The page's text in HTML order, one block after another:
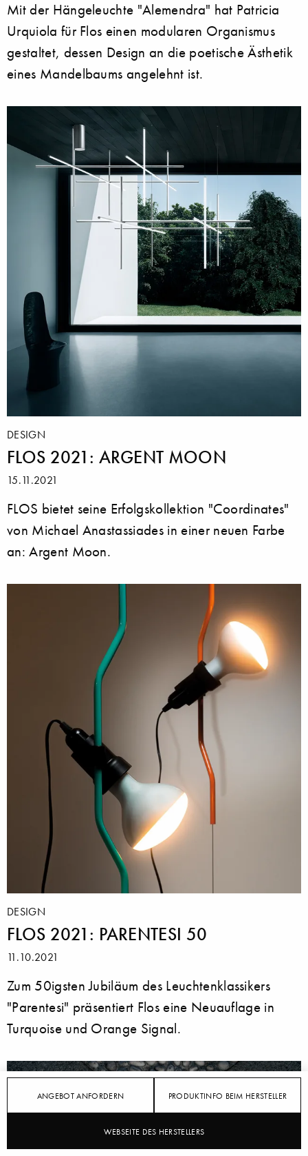
ANGEBOT ANFORDERN PRODUKTINFO BEIM HERSTELLER
WEBSEITE DES HERSTELLERS
Mit der Hängeleuchte "Alemendra" hat Patricia
Urquiola für Flos einen modularen Organismus
gestaltet, dessen Design an die poetische Ästhetik
eines Mandelbaums angelehnt ist.
DESIGN
FLOS 2021: ARGENT MOON
15.11.2021
FLOS bietet seine Erfolgskollektion "Coordinates"
von Michael Anastassiades in einer neuen Farbe
an: Argent Moon.
DESIGN
FLOS 2021: PARENTESI 50
11.10.2021
Zum 50igsten Jubiläum des Leuchtenklassikers
"Parentesi" präsentiert Flos eine Neuauflage in
Turquoise und Orange Signal.